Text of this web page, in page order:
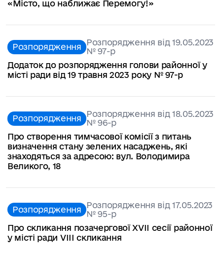
«Місто, що наближає Перемогу!»
Розпорядження Розпорядження від 19.05.2023
№ 97-р
Додаток до розпорядження голови районної у
місті ради від 19 травня 2023 року № 97-р
Розпорядження Розпорядження від 18.05.2023
№ 96-р
Про створення тимчасової комісії з питань
визначення стану зелених насаджень, які
знаходяться за адресою: вул. Володимира
Великого, 18
Розпорядження Розпорядження від 17.05.2023
№ 95-р
Про скликання позачергової ХVІІ сесії районної
у місті ради VІІІ скликання